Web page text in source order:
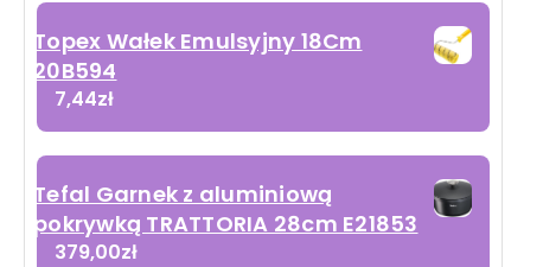
Topex Wałek Emulsyjny 18Cm
20B594
7,44zł
Tefal Garnek z aluminiową
pokrywką TRATTORIA 28cm E21853
379,00zł